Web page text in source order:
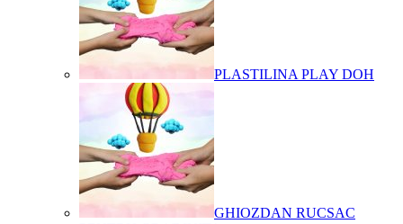
PLASTILINA PLAY DOH
GHIOZDAN RUCSAC